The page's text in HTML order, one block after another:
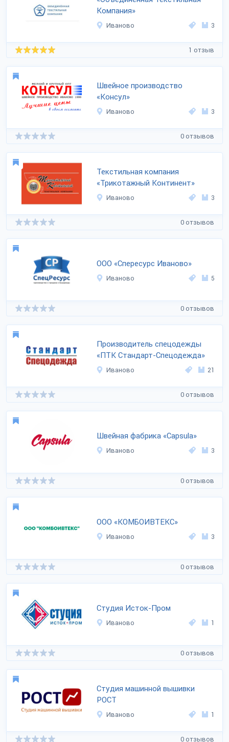
Компания»
Иваново 3
1 отзыв
Швейное производство
«Консул»
Иваново 3
0 отзывов
Текстильная компания
«Трикотажный Континент»
Иваново 3
0 отзывов
ООО «Спересурс Иваново»
Иваново 5
0 отзывов
Производитель спецодежды
«ПТК Стандарт-Спецодежда»
Иваново 21
0 отзывов
Швейная фабрика «Capsula»
Иваново 3
0 отзывов
ООО «КОМБОИВТЕКС»
Иваново 3
0 отзывов
Студия Исток-Пром
Иваново 1
0 отзывов
Студия машинной вышивки
РОСТ
Иваново 1
0 отзывов